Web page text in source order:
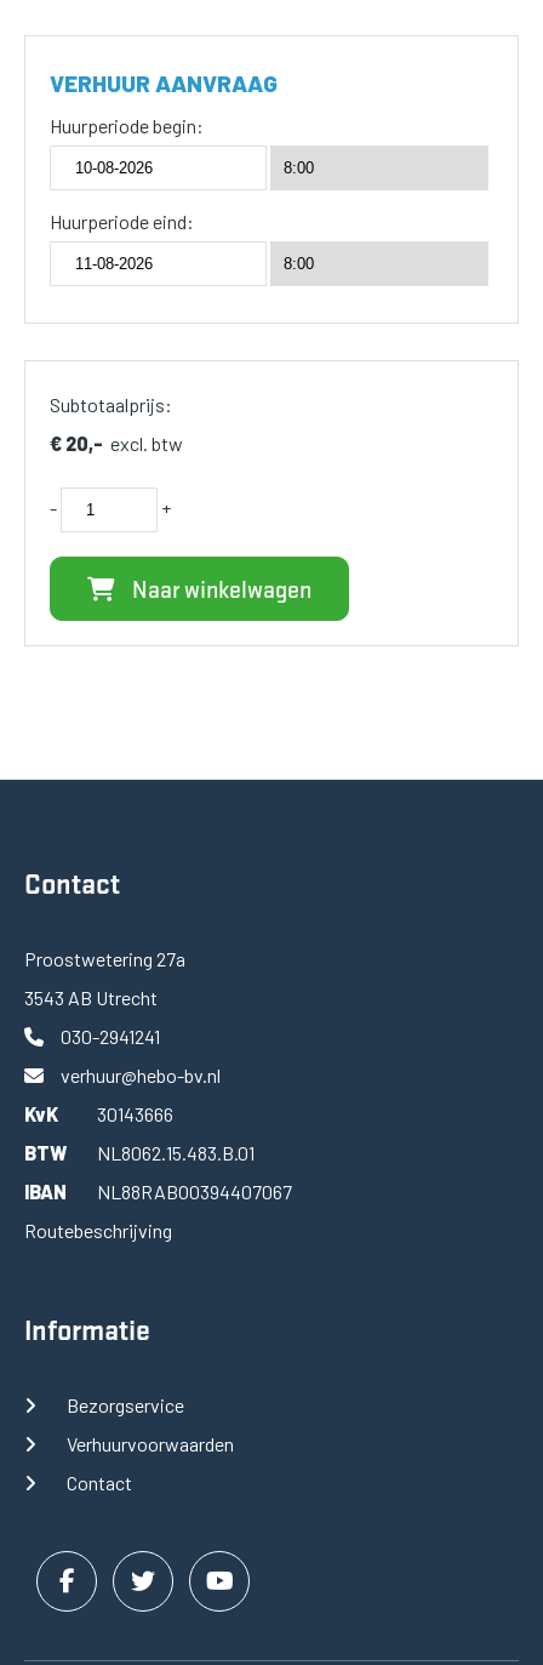
VERHUUR AANVRAAG
Huurperiode begin:
Huurperiode eind:
Subtotaalprijs:
€ 20,- excl. btw
- +
Naar winkelwagen
Contact
Proostwetering 27a
3543 AB Utrecht
030-2941241
verhuur@hebo-bv.nl
KvK
30143666
BTW
NL8062.15.483.B.01
IBAN
NL88RABO0394407067
Routebeschrijving
Informatie
Bezorgservice
Verhuurvoorwaarden
Contact